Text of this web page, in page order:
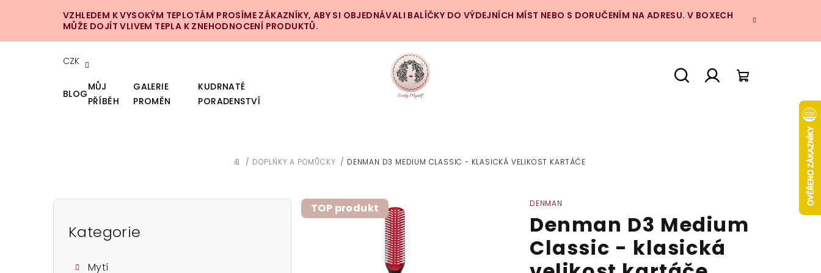
VZHLEDEM K VYSOKÝM TEPLOTÁM PROSÍME ZÁKAZNÍKY, ABY SI OBJEDNÁVALI BALÍČKY DO VÝDEJNÍCH MÍST NEBO S DORUČENÍM NA ADRESU. V BOXECH
MŮŽE DOJÍT VLIVEM TEPLA K ZNEHODNOCENÍ PRODUKTŮ.
CZK
BLOG
MŮJ
PŘÍBĚH
GALERIE
PROMĚN
KUDRNATÉ
PORADENSTVÍ
DOMŮ
/ DOPLŇKY A POMŮCKY / DENMAN D3 MEDIUM CLASSIC - KLASICKÁ VELIKOST KARTÁČE
P
Přeskočit
kategorie
Kategorie
Mytí
DENMAN
Denman D3 Medium
Classic - klasická
TOP produkt